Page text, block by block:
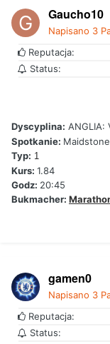
Gaucho10
Napisano 3
Reputacja:
Status:
Dyscyplina: ANGLIA:
Spotkanie:
Typ: 1
Kurs: 1.84
Godz: 20:45
Bukmacher:
gamen0
Napisano 3
Reputacja:
Status: